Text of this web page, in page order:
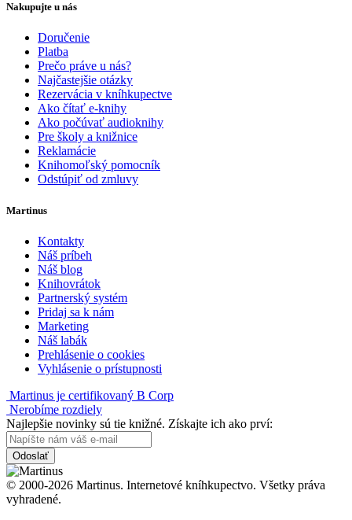
Nakupujte u nás
Doručenie
Platba
Prečo práve u nás?
Najčastejšie otázky
Rezervácia v kníhkupectve
Ako čítať e-knihy
Ako počúvať audioknihy
Pre školy a knižnice
Reklamácie
Knihomoľský pomocník
Odstúpiť od zmluvy
Martinus
Kontakty
Náš príbeh
Náš blog
Knihovrátok
Partnerský systém
Pridaj sa k nám
Marketing
Náš labák
Prehlásenie o cookies
Vyhlásenie o prístupnosti
Martinus je certifikovaný B Corp
Nerobíme rozdiely
Najlepšie novinky sú tie knižné. Získajte ich ako prví:
Odoslať
© 2000-2026 Martinus. Internetové kníhkupectvo. Všetky práva
vyhradené.